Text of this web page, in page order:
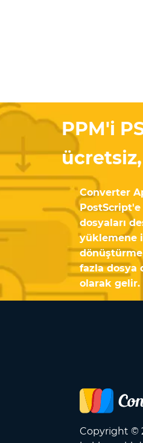
PPM'i
Converter
dosyaları
yüklemene
dönüştürme
fazla dosya
olarak gelir.
Copyright ©